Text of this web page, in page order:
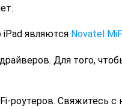
являются Novatel
Для того,
роутеров. Свяжитесь